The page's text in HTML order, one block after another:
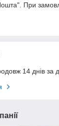
При
14 днів за